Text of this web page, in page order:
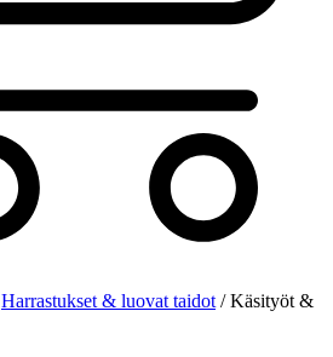
Harrastukset & luovat taidot / Käsityöt &